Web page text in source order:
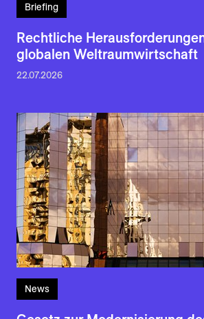
Briefing
Rechtliche
globalen Weltraum­wirt­schaft
22.07.2026
News